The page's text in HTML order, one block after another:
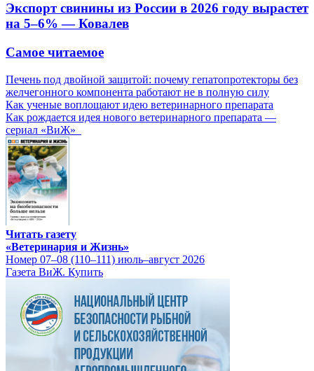
Экспорт свинины из России в 2026 году вырастет
на 5–6% — Ковалев
Самое читаемое
Печень под двойной защитой: почему гепатопротекторы без
желчегонного компонента работают не в полную силу
Как ученые воплощают идею ветеринарного препарата
Как рождается идея нового ветеринарного препарата —
сериал «ВиЖ»
Читать газету
«Ветеринария и Жизнь»
Номер 07–08 (110–111) июль–август 2026
Газета ВиЖ. Купить